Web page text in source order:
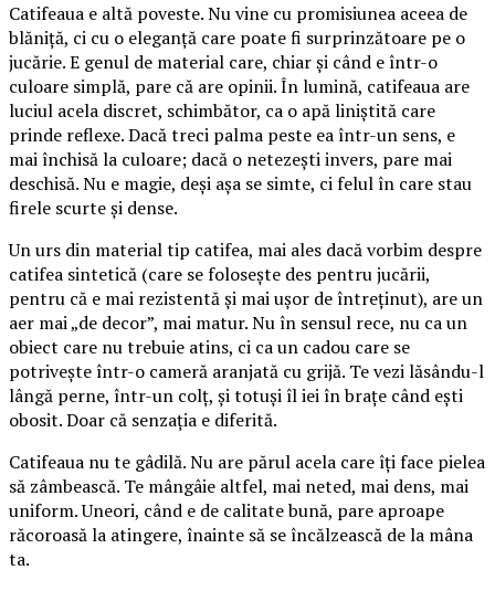
Catifeaua e altă poveste. Nu vine cu promisiunea aceea de
blăniță, ci cu o eleganță care poate fi surprinzătoare pe o
jucărie. E genul de material care, chiar și când e într-o
culoare simplă, pare că are opinii. În lumină, catifeaua are
luciul acela discret, schimbător, ca o apă liniștită care
prinde reflexe. Dacă treci palma peste ea într-un sens, e
mai închisă la culoare; dacă o netezești invers, pare mai
deschisă. Nu e magie, deși așa se simte, ci felul în care stau
firele scurte și dense.
Un urs din material tip catifea, mai ales dacă vorbim despre
catifea sintetică (care se folosește des pentru jucării,
pentru că e mai rezistentă și mai ușor de întreținut), are un
aer mai „de decor”, mai matur. Nu în sensul rece, nu ca un
obiect care nu trebuie atins, ci ca un cadou care se
potrivește într-o cameră aranjată cu grijă. Te vezi lăsându-l
lângă perne, într-un colț, și totuși îl iei în brațe când ești
obosit. Doar că senzația e diferită.
Catifeaua nu te gâdilă. Nu are părul acela care îți face pielea
să zâmbească. Te mângâie altfel, mai neted, mai dens, mai
uniform. Uneori, când e de calitate bună, pare aproape
răcoroasă la atingere, înainte să se încălzească de la mâna
ta.